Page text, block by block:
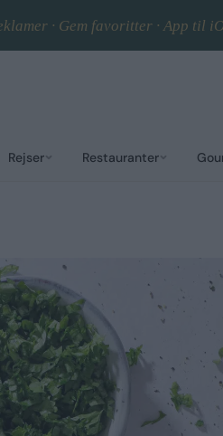
Rejser Restauranter
· Gem favoritter · App til